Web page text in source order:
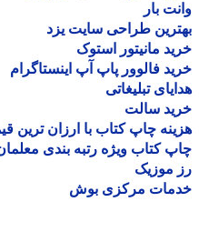
بار
طراحی سایت یزد
مانیتور استوک
فالوور پاپ آپ اینستاگرام
تبلیغاتی
سالت
چاپ کتاب با ارزان ترین قیمت
کتاب ویژه رتبه بندی معلمان
موزیک
مرکزی بوش